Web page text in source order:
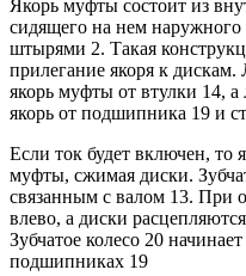
Якорь муфты состоит из
сидящего на нем
штырями 2. Такая
прилегание якоря к дискам.
якорь муфты от втулки 14,
якорь от подшипника 19 и
Если ток будет включен, то
муфты, сжимая диски.
связанным с валом 13. При
влево, а диски
Зубчатое колесо 20
подшипниках 19